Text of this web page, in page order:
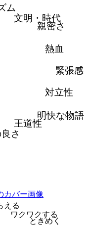
ム
文明・時代
親密さ
熱血
緊張感
対立性
明快な物語
王道性
さ
える
ワクワクする
ときめく